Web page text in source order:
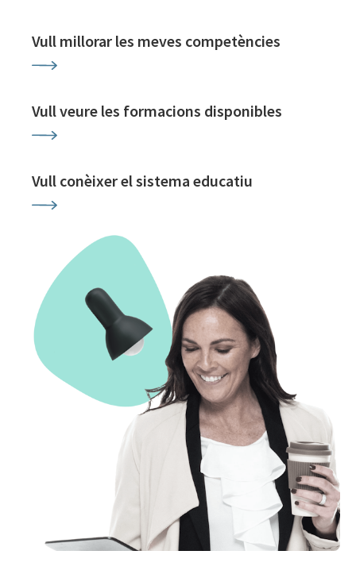
Vull millorar les meves competències
Vull veure les formacions disponibles
Vull conèixer el sistema educatiu